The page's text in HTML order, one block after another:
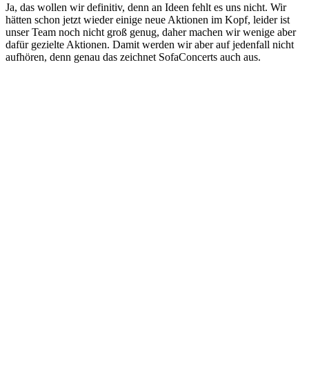
Ja, das wollen wir definitiv, denn an Ideen fehlt es uns nicht. Wir
hätten schon jetzt wieder einige neue Aktionen im Kopf, leider ist
unser Team noch nicht groß genug, daher machen wir wenige aber
dafür gezielte Aktionen. Damit werden wir aber auf jedenfall nicht
aufhören, denn genau das zeichnet SofaConcerts auch aus.